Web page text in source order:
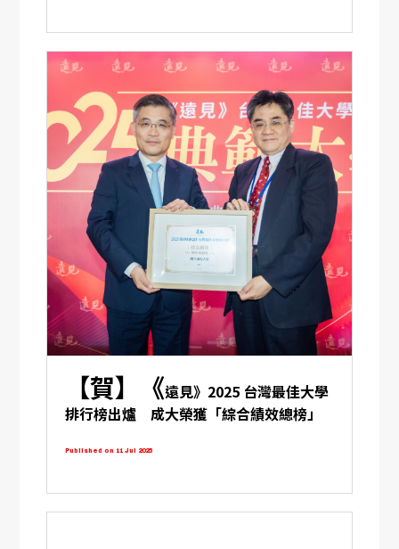
【賀】《遠見》2025 台灣最佳大學
排行榜出爐 成大榮獲「綜合績效總榜」
Published on 11 Jul 2025